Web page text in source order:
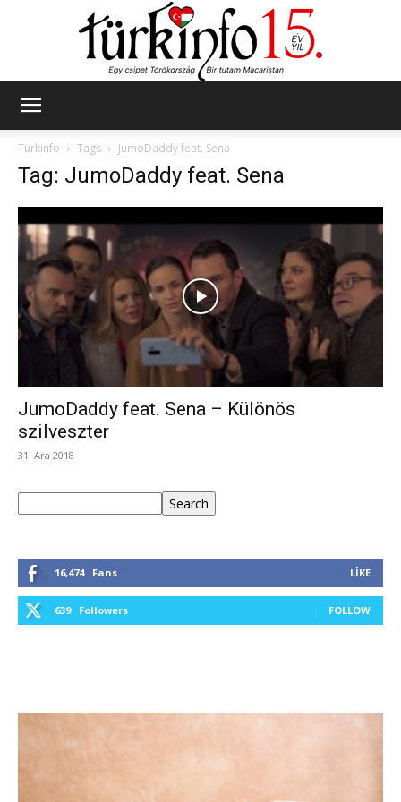
Türkinfo
Tags JumoDaddy feat. Sena
Tag: JumoDaddy feat. Sena
JumoDaddy feat. Sena – Különös
szilveszter
31. Ara 2018
Search
16,474 Fans LIKE
639 Followers FOLLOW